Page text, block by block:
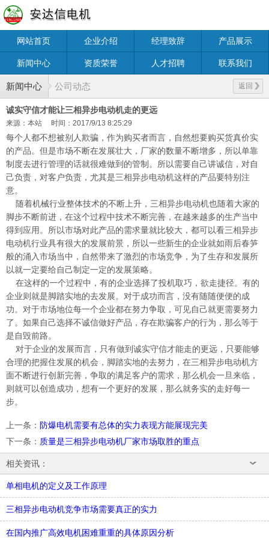
网站首页 企业介绍 经理致辞 产品展示
新闻中心 资质荣誉 人才招聘 联系我们
新闻中心 返回
公司动态
诚实守信才能让三相异步电动机走的更远
来源：本站 时间：2017/9/13 8:25:29
每个人都不想被别人欺骗，作为购买者而言，自然想要购买货真价实
的产品。但是市场不断在发展壮大，厂家的数量不断增多，所以单靠
制度去进行管理的话就很难做到的管制。所以需要自己讲诚信，对自
己负责，对客户负责，尤其是三相异步电动机这样的产品要特别注
意。
随着机械行业整体技术的不断上升，三相异步电动机也随着大家的
脚步不断前进，在这个过程中技术不断完善，在越来越多的生产当中
得到应用。所以市场对此产品的需求量就比较大，都可以看三相异步
电动机行业具有很大的发展前景，所以一些新生的企业就如雨后春笋
般的涌入市场当中，自然带来了激烈的市场竞争，为了生存和发展所
以就一定要给自己制定一定的发展策略。
在这样的一个过程中，有的企业选择了投机取巧，欲走捷径。有的
企业则就是脚踏实地的去发展。对于成功而言，没有随随便便的成
功。对于市场地位每一个企业都在努力争取，可见自己就更需要努力
了。如果自己选择不诚信做好产品，存在欺骗客户的行为，那么等于
是自毁前路。
对于企业的发展而言，只有做到诚实守信才能走的更远，只要能够
合理的把握住发展的机会，脚踏实地的去努力，在三相异步电动机方
面不断进行创新完善，争取的满足客户的需求，那么机会一旦来临，
则就可以创造成功，想有一个更好的发展，那么就务实的走好每一
步。
上一条 ： 防爆电机需要有总体的实力表现方能展现完美
下一条 ： 质量是三相异步电动机厂家市场取胜的重点
相关资讯：
单相电机的定义及工作原理
三相异步电动机竞争市场需要真正的实力
在国内推广高效电机困难重重的具体原因分析